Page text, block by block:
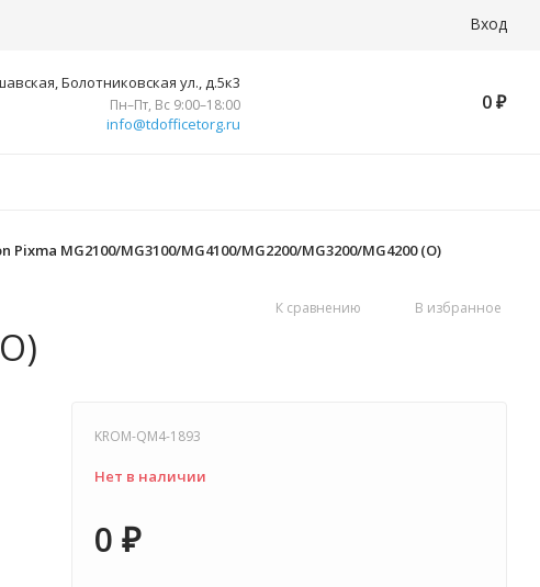
Вход
Болотниковская ул., д.5к3
Пн–Пт, Вс 9:00–18:00
info@tdofficetorg.ru
0 ₽
MG2100/MG3100/MG4100/MG2200/MG3200/MG4200 (O)
К сравнению В избранное
KROM-QM4-1893
Нет в наличии
0 ₽